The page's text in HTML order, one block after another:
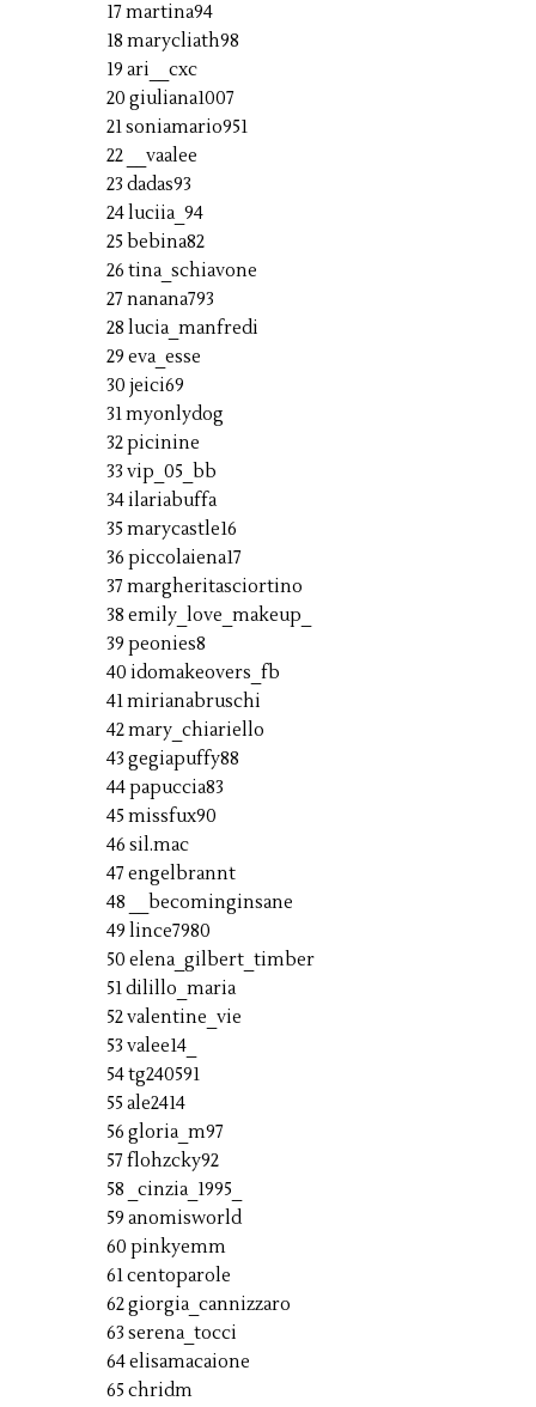
17 martina94
18 marycliath98
19 ari__cxc
20 giuliana1007
21 soniamario951
22 __vaalee
23 dadas93
24 luciia_94
25 bebina82
26 tina_schiavone
27 nanana793
28 lucia_manfredi
29 eva_esse
30 jeici69
31 myonlydog
32 picinine
33 vip_05_bb
34 ilariabuffa
35 marycastle16
36 piccolaiena17
37 margheritasciortino
38 emily_love_makeup_
39 peonies8
40 idomakeovers_fb
41 mirianabruschi
42 mary_chiariello
43 gegiapuffy88
44 papuccia83
45 missfux90
46 sil.mac
47 engelbrannt
48 __becominginsane
49 lince7980
50 elena_gilbert_timber
51 dilillo_maria
52 valentine_vie
53 valee14_
54 tg240591
55 ale2414
56 gloria_m97
57 flohzcky92
58 _cinzia_1995_
59 anomisworld
60 pinkyemm
61 centoparole
62 giorgia_cannizzaro
63 serena_tocci
64 elisamacaione
65 chridm